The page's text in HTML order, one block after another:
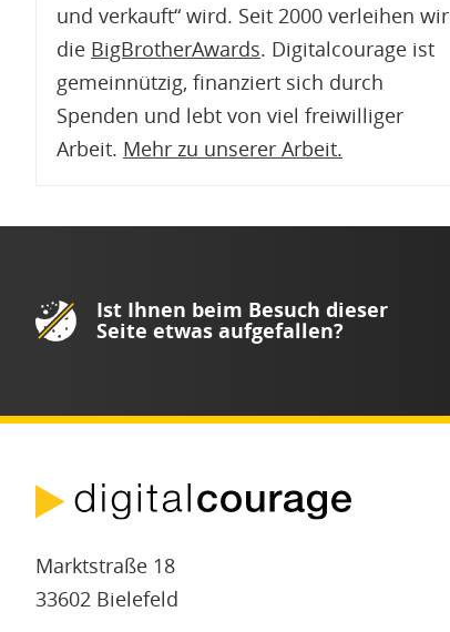
und verkauft“ wird. Seit 2000 verleihen wir
die BigBrotherAwards. Digitalcourage ist
gemeinnützig, finanziert sich durch
Spenden und lebt von viel freiwilliger
Arbeit. Mehr zu unserer Arbeit.
Ist Ihnen beim Besuch dieser
Seite etwas aufgefallen?
Marktstraße 18
33602 Bielefeld